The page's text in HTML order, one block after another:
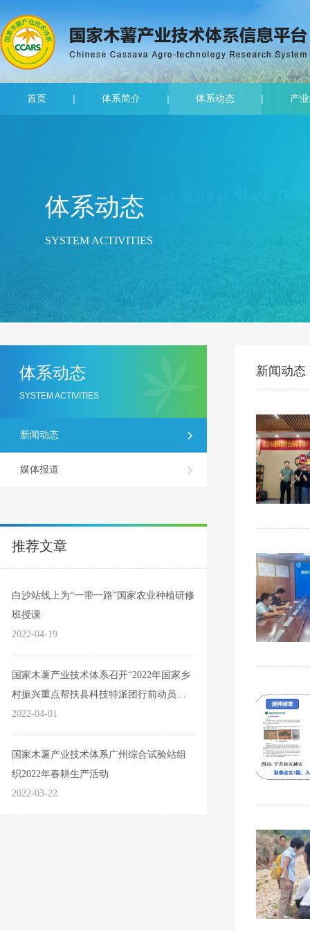
首页 体系简介 体系动态 产
体系动态
SYSTEM ACTIVITIES
体系动态
SYSTEM ACTIVITIES
新闻动态
媒体报道
推荐文章
白沙站线上为“一带一路”国家农业种植研修
班授课
2022-04-19
国家木薯产业技术体系召开“2022年国家乡
村振兴重点帮扶县科技特派团行前动员部
署视频会”
2022-04-01
国家木薯产业技术体系广州综合试验站组
织2022年春耕生产活动
2022-03-22
新闻动态